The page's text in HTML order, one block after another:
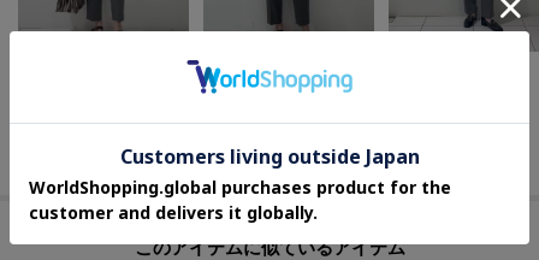
下関大丸 インディヴィ
shiori
下関大丸 インディヴィ
このアイテムに似ているアイテム